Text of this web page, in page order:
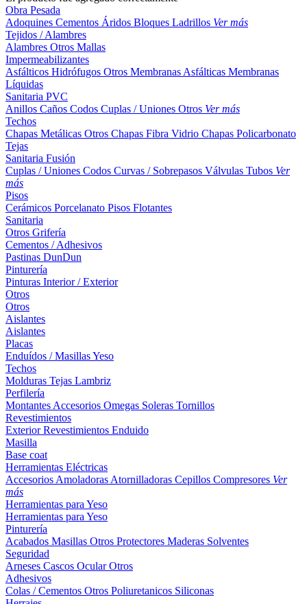
Obra Pesada
Adoquines Cementos Áridos Bloques Ladrillos Ver más
Tejidos / Alambres
Alambres Otros Mallas
Impermeabilizantes
Asfálticos Hidrófugos Otros Membranas Asfálticas Membranas
Líquidas
Sanitaria PVC
Anillos Caños Codos Cuplas / Uniones Otros Ver más
Techos
Chapas Metálicas Otros Chapas Fibra Vidrio Chapas Policarbonato
Tejas
Sanitaria Fusión
Cuplas / Uniones Codos Curvas / Sobrepasos Válvulas Tubos Ver
más
Pisos
Cerámicos Porcelanato Pisos Flotantes
Sanitaria
Otros Grifería
Cementos / Adhesivos
Pastinas DunDun
Pinturería
Pinturas Interior / Exterior
Otros
Otros
Aislantes
Aislantes
Placas
Enduídos / MasillasYeso
Techos
Molduras Tejas Lambriz
Perfilería
Montantes Accesorios Omegas Soleras Tornillos
Revestimientos
ExteriorRevestimientos Enduido
Masilla
Base coat
Herramientas Eléctricas
Accesorios Amoladoras Atornilladoras Cepillos Compresores Ver
más
Herramientas para Yeso
Herramientas para Yeso
Pinturería
Acabados Masillas Otros Protectores Maderas Solventes
Seguridad
Arneses Cascos OcularOtros
Adhesivos
Colas / Cementos Otros Poliuretanicos Siliconas